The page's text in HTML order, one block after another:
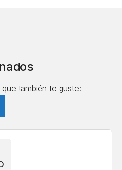
Co-founder
the Study of Existential
Senior Research
Forbes, World
también te guste: